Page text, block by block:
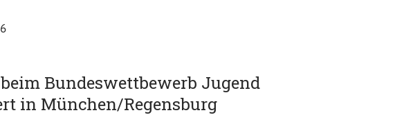
Bundeswettbewerb Jugend
in München/Regensburg